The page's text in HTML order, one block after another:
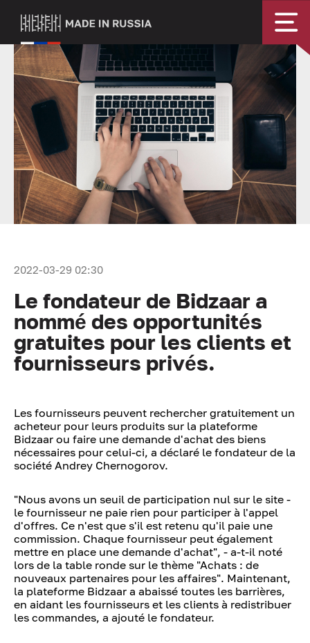
2022-03-29 02:30
Le fondateur de Bidzaar a
nommé des opportunités
gratuites pour les clients et
fournisseurs privés.
Les fournisseurs peuvent rechercher gratuitement un
acheteur pour leurs produits sur la plateforme
Bidzaar ou faire une demande d'achat des biens
nécessaires pour celui-ci, a déclaré le fondateur de la
société Andrey Chernogorov.
"Nous avons un seuil de participation nul sur le site -
le fournisseur ne paie rien pour participer à l'appel
d'offres. Ce n'est que s'il est retenu qu'il paie une
commission. Chaque fournisseur peut également
mettre en place une demande d'achat", - a-t-il noté
lors de la table ronde sur le thème "Achats : de
nouveaux partenaires pour les affaires". Maintenant,
la plateforme Bidzaar a abaissé toutes les barrières,
en aidant les fournisseurs et les clients à redistribuer
les commandes, a ajouté le fondateur.